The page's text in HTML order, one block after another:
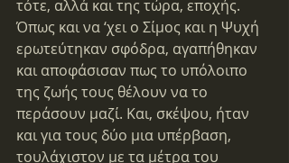
τότε, αλλά και της τώρα, εποχής.
Όπως και να ‘χει ο Σίμος και η Ψυχή
ερωτεύτηκαν σφόδρα, αγαπήθηκαν
και αποφάσισαν πως το υπόλοιπο
της ζωής τους θέλουν να το
περάσουν μαζί. Και, σκέψου, ήταν
και για τους δύο μια υπέρβαση,
τουλάχιστον με τα μέτρα του